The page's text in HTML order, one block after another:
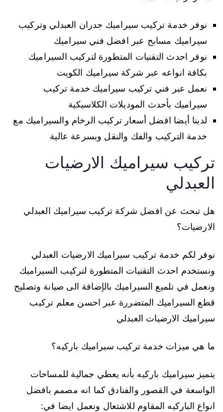
نوفر خدمة تركيب سيراميك جدران العبدلي وتركيب
سيراميك مسابح عبر افضل فني سيراميك
نوفر احدث التقنيات المتطورة لتركيب السيراميك
بكافة انواعه عبر شركة سيراميك الكويت
نعمل عبر فني تركيب سيراميك خدمة تركيب
سيراميك بأحدث الموديلات الكلاسيكية
لدينا أيضا افضل أسعار تركيب الرخام والسيراميك مع
خدمة التركيب والفك والنقل وبسرعة عالية
تركيب سيراميك الارضيات
العبدلي
هل تبحث عن افضل شركة تركيب سيراميك العبدلي
الارضيات؟
نوفر لكم خدمة تركيب سيراميك الارضيات العبدلي
ونستخدم احدث التقنيات المتطورة لتركيب السيراميك
ونعمل في تلميع السيراميك بالإضافة الى صيانة وتصليح
قطع السيراميك المتضررة عبر احسن معلم تركيب
سيراميك الارضيات العبدلي
ما هي ميزات خدمة تركيب سيراميك باركيه؟
يتميز سيراميك باركيه بأنه يعطي جمالية للمساحات
الواسعة في القصور والفنادق كما انه مصمم بافضل
انواع الباركيه المقاوم للاشتعال ونعمل ايضا في: